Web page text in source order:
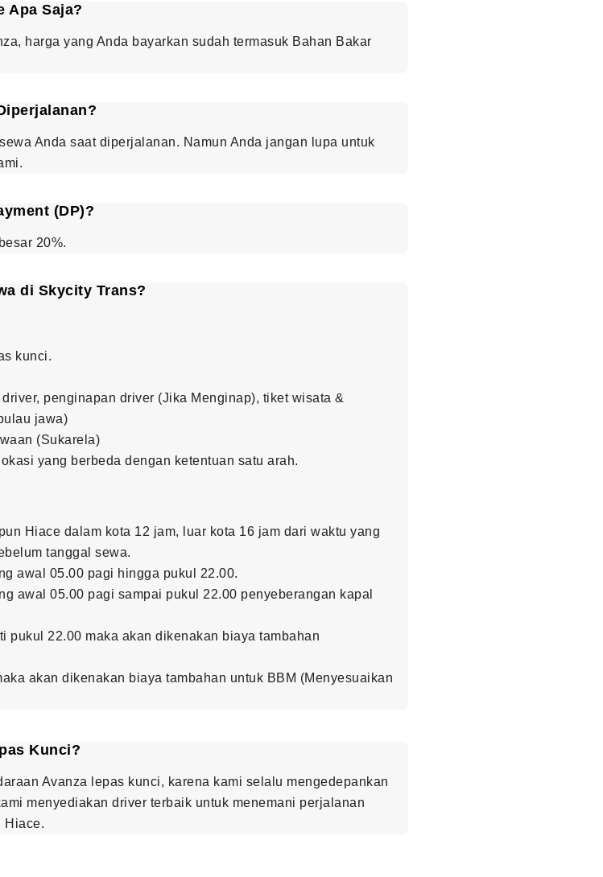
Apa Saja?
harga yang Anda bayarkan sudah termasuk Bahan Bakar
Anda saat diperjalanan. Namun Anda jangan lupa untuk
(DP)?
20%.
di Skycity Trans?
kunci.
penginapan driver (Jika Menginap), tiket wisata &
jawa)
(Sukarela)
yang berbeda dengan ketentuan satu arah.
Hiace dalam kota 12 jam, luar kota 16 jam dari waktu yang
tanggal sewa.
awal 05.00 pagi hingga pukul 22.00.
awal 05.00 pagi sampai pukul 22.00 penyeberangan kapal
pukul 22.00 maka akan dikenakan biaya tambahan
akan dikenakan biaya tambahan untuk BBM (Menyesuaikan
Kunci?
Avanza lepas kunci, karena kami selalu mengedepankan
menyediakan driver terbaik untuk menemani perjalanan
Hiace.